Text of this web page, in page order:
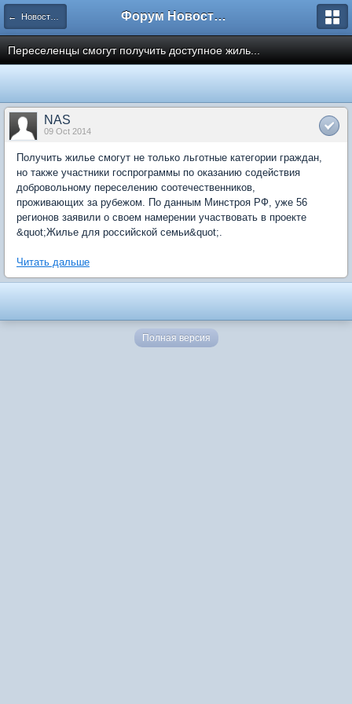
← Новости рынка недвижимости Форум Новостройки
Переселенцы смогут получить доступное жиль...
NAS
09 Oct 2014
Получить жилье смогут не только льготные категории граждан,
но также участники госпрограммы по оказанию содействия
добровольному переселению соотечественников,
проживающих за рубежом. По данным Минстроя РФ, уже 56
регионов заявили о своем намерении участвовать в проекте
&quot;Жилье для российской семьи&quot;.
Читать дальше
Полная версия